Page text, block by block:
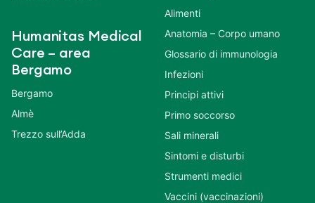
Humanitas Medical
Care – area
Bergamo
Bergamo
Almè
Trezzo sull’Adda
Alimenti
Anatomia – Corpo umano
Glossario di immunologia
Infezioni
Principi attivi
Primo soccorso
Sali minerali
Sintomi e disturbi
Strumenti medici
Vaccini (vaccinazioni)